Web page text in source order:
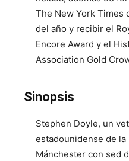
The New York Times
del año y recibir el
Encore Award y el
Association Gold
Sinopsis
Stephen Doyle, un
estadounidense de la
Mánchester con sed